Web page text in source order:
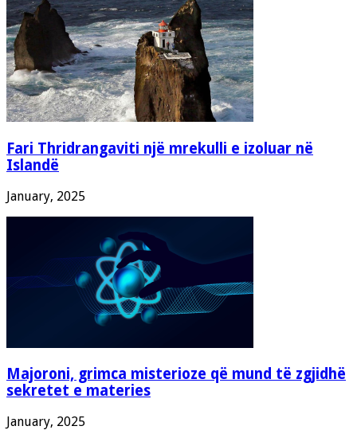
Fari Thridrangaviti një mrekulli e izoluar në
Islandë
January, 2025
Majoroni, grimca misterioze që mund të zgjidhë
sekretet e materies
January, 2025